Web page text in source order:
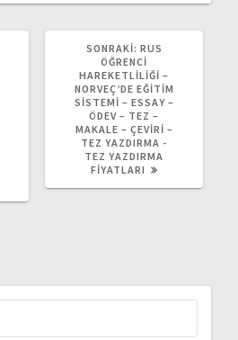
SONRAKI: SONRAKI
YAZI:
RUS
ÖĞRENCI
HAREKETLILIĞI –
NORVEÇ’DE EĞITIM
SISTEMI – ESSAY –
ÖDEV – TEZ –
MAKALE – ÇEVIRI –
TEZ YAZDIRMA -
TEZ YAZDIRMA
FIYATLARI